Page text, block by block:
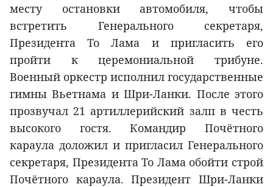
месту остановки автомобиля, чтобы
встретить Генерального секретаря,
Президента То Лама и пригласить его
пройти к церемониальной трибуне.
Военный оркестр исполнил государственные
гимны Вьетнама и Шри-Ланки. После этого
прозвучал 21 артиллерийский залп в честь
высокого гостя. Командир Почётного
караула доложил и пригласил Генерального
секретаря, Президента То Лама обойти строй
Почётного караула. Президент Шри-Ланки